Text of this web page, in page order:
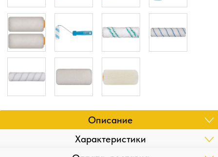
Описание
Характеристики